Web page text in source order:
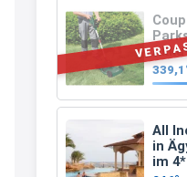
All
in
im
müsste
nochmal
Warenkorb
VOR dem
17:06